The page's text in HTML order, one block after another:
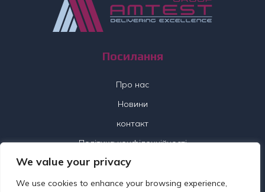
We value your privacy
We use cookies to enhance your browsing experience,
Посилання
Про нас
Новини
контакт
Політика конфіденційності